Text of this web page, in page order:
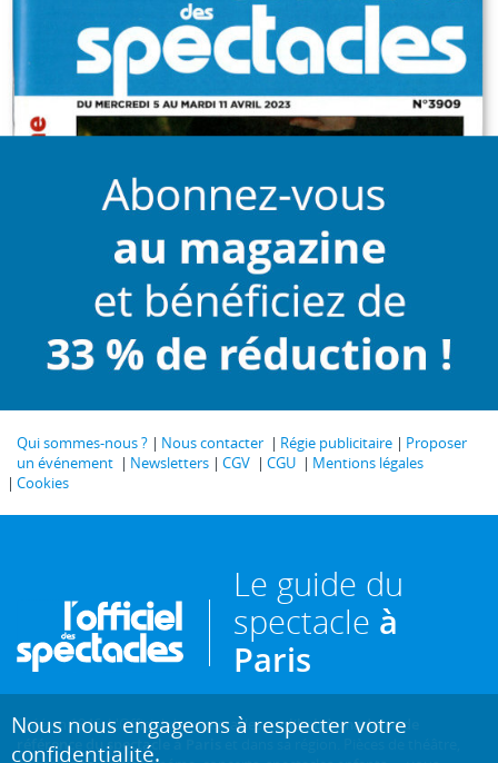
Qui sommes-nous ? Nous contacter Régie publicitaire
Proposer
un événement
Newsletters CGV CGU
Mentions légales
Cookies
Le guide du
spectacle à
Paris
Créé en 1946, L'Officiel des spectacles estl'hebdomadaire de
référence du spectacle à Paris
et dans sa région. Pièces de théâtre,
Nous nous engageons à respecter votre
confidentialité.